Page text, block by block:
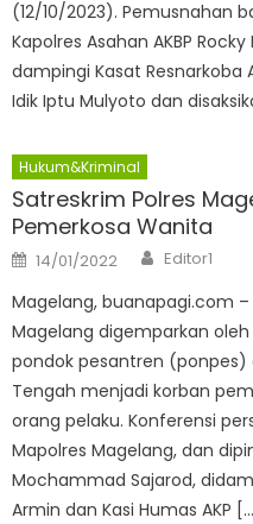
(12/10/2023). Pemusnahan
Kapolres Asahan AKBP Rocky
dampingi Kasat Resnarkoba
Idik Iptu Mulyoto dan
Hukum&Kriminal
Satreskrim Polres
Pemerkosa Wanita
Posted
on
14/01/2022 Author
Editor1
Magelang, buanapagi.com –
Magelang digemparkan
pondok pesantren (ponpes)
Tengah menjadi korban
orang pelaku. Konferensi
Mapolres Magelang, dan
Mochammad Sajarod,
Armin dan Kasi Humas AKP […]